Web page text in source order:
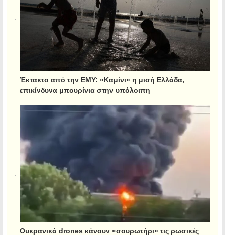
Έκτακτο από την ΕΜΥ: «Καμίνι» η μισή Ελλάδα,
επικίνδυνα μπουρίνια στην υπόλοιπη
Ουκρανικά drones κάνουν «σουρωτήρι» τις ρωσικές